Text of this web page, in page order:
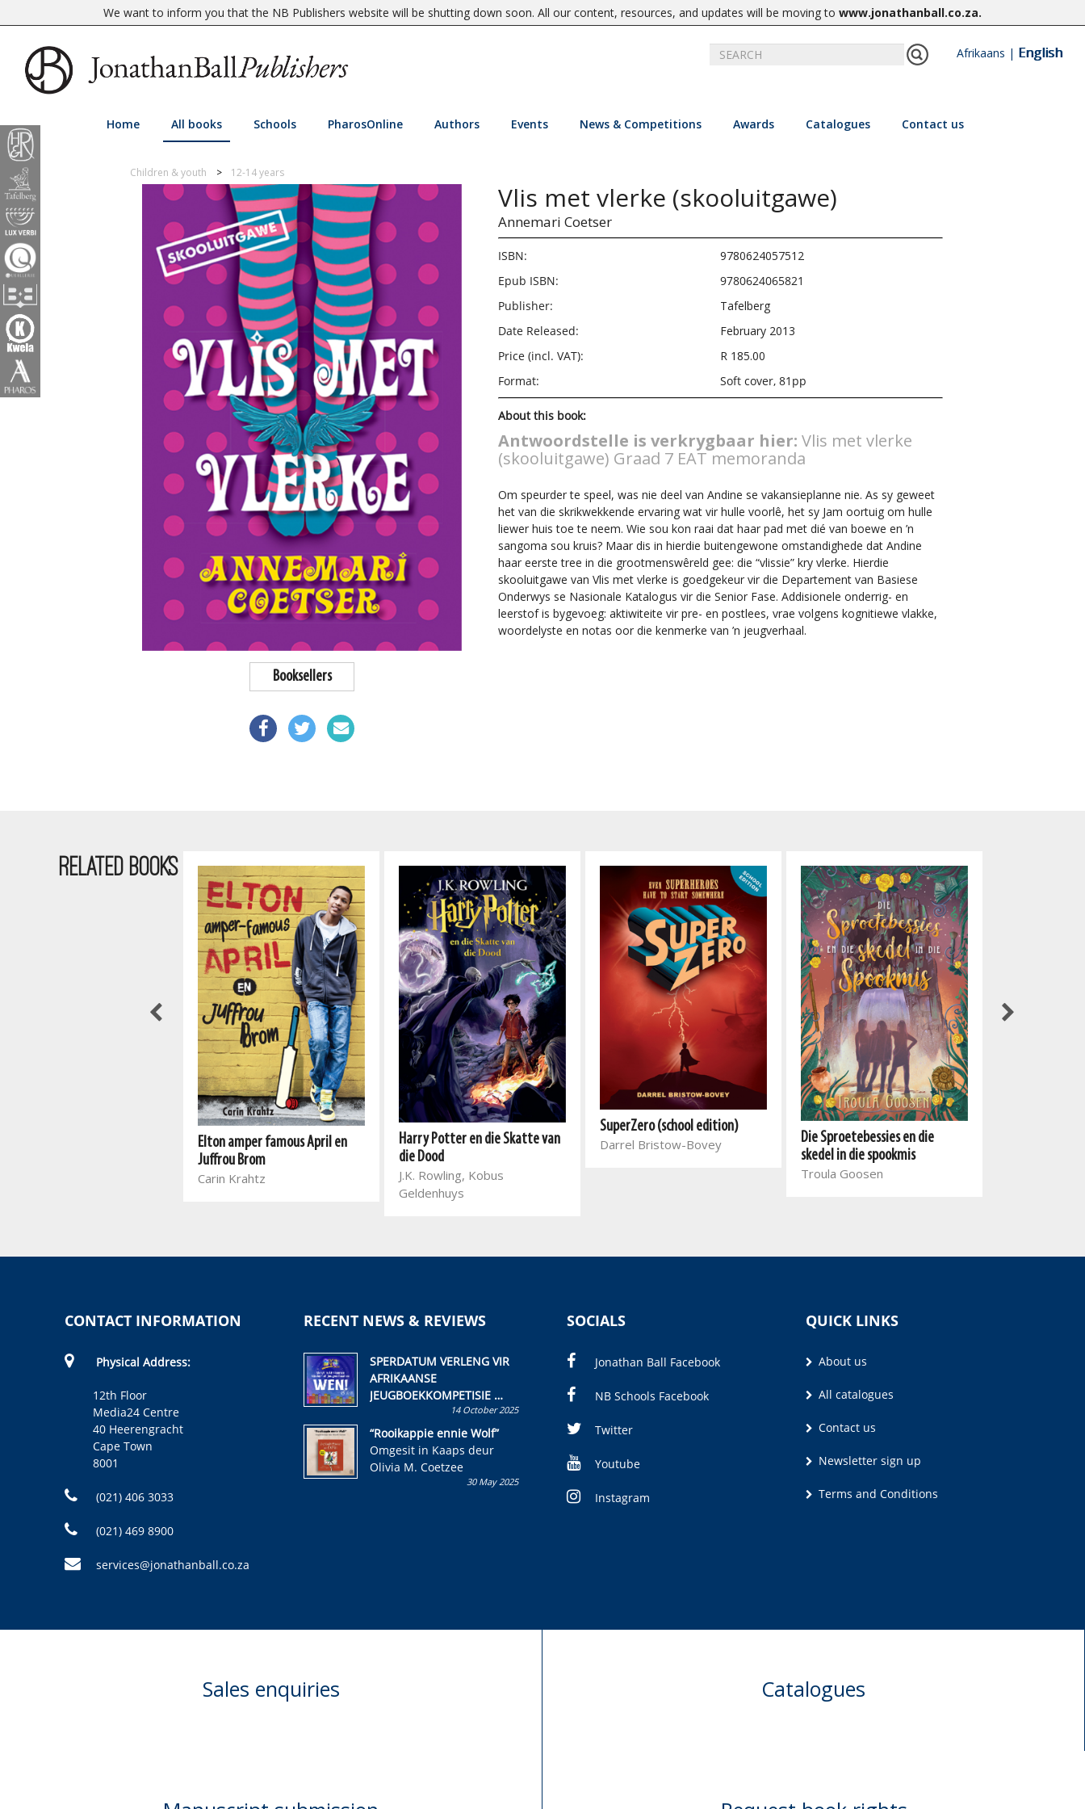
We want to inform you that the NB Publishers website will be shutting down soon. All our content, resources, and updates will be moving to www.jonathanball.co.za.
Afrikaans | English
Home All books Schools PharosOnline Authors Events News & Competitions Awards Catalogues Contact us
Children & youth 12-14 years
Booksellers
Vlis met vlerke (skooluitgawe)
Annemari Coetser
ISBN:
9780624057512
Epub ISBN:
9780624065821
Publisher:
Tafelberg
Date Released:
February 2013
Price (incl. VAT):
R 185.00
Format:
Soft cover, 81pp
About this book:
Antwoordstelle is verkrygbaar hier: Vlis met vlerke
(skooluitgawe) Graad 7 EAT memoranda
Om speurder te speel, was nie deel van Andine se vakansieplanne nie. As sy geweet
het van die skrikwekkende ervaring wat vir hulle voorlê, het sy Jam oortuig om hulle
liewer huis toe te neem. Wie sou kon raai dat haar pad met dié van boewe en ’n
sangoma sou kruis? Maar dis in hierdie buitengewone omstandighede dat Andine
haar eerste tree in die grootmenswêreld gee: die “vlissie” kry vlerke. Hierdie
skooluitgawe van Vlis met vlerke is goedgekeur vir die Departement van Basiese
Onderwys se Nasionale Katalogus vir die Senior Fase. Addisionele onderrig- en
leerstof is bygevoeg: aktiwiteite vir pre- en postlees, vrae volgens kognitiewe vlakke,
woordelyste en notas oor die kenmerke van ’n jeugverhaal.
RELATED BOOKS
Elton amper famous April en
Juffrou Brom
Carin Krahtz
Harry Potter en die Skatte van
die Dood
J.K. Rowling, Kobus
Geldenhuys
SuperZero (school edition)
Darrel Bristow-Bovey
Die Sproetebessies en die
skedel in die spookmis
Troula Goosen
CONTACT INFORMATION
Physical Address:
12th Floor
Media24 Centre
40 Heerengracht
Cape Town
8001
(021) 406 3033
(021) 469 8900
services@jonathanball.co.za
RECENT NEWS & REVIEWS
SPERDATUM VERLENG VIR
AFRIKAANSE
JEUGBOEKKOMPETISIE
Skryf ’n jeugboek of
kinderboek en staan ’n
kans om R50 000 te wen!
14 October 2025
“Rooikappie ennie Wolf”
Omgesit in Kaaps deur
Olivia M. Coetzee
30 May 2025
SOCIALS
Jonathan Ball Facebook
NB Schools Facebook
Twitter
Youtube
Instagram
QUICK LINKS
About us
All catalogues
Contact us
Newsletter sign up
Terms and Conditions
Sales enquiries Catalogues